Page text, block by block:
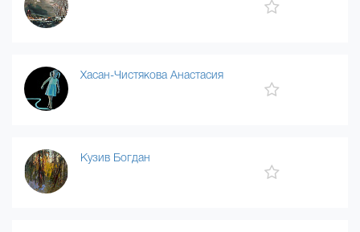
Хасан-Чистякова Анастасия
Кузив Богдан